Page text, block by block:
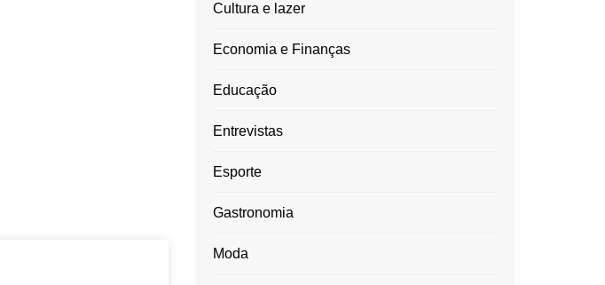
Cultura e lazer
Economia e Finanças
Educação
Entrevistas
Esporte
Gastronomia
Moda